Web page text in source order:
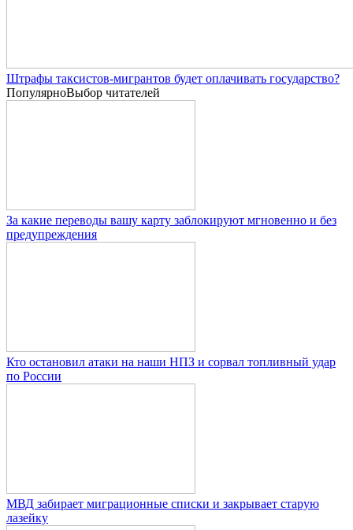
Штрафы таксистов-мигрантов будет оплачивать государство?
ПопулярноВыбор читателей
За какие переводы вашу карту заблокируют мгновенно и без
предупреждения
Кто остановил атаки на наши НПЗ и сорвал топливный удар
по России
МВД забирает миграционные списки и закрывает старую
лазейку